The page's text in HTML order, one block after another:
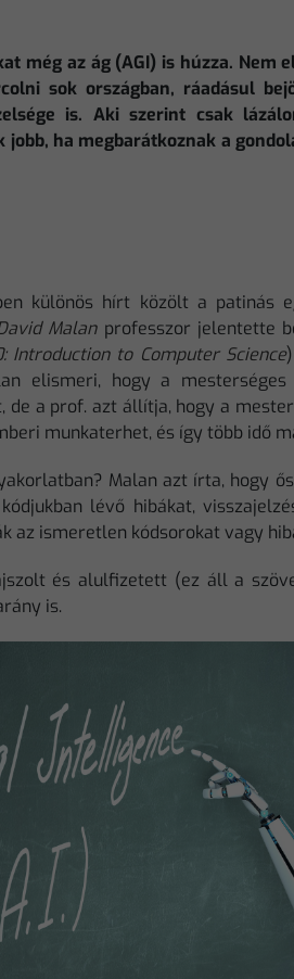
még az ág (AGI) is húzza.
sok országban, ráadásul
is. Aki szerint csak
ha megbarátkoznak a
különös hírt közölt a patinás
Malanprofesszor jelentette
Introduction to Computer Science
elismeri, hogy a
de a prof. azt állítja, hogy a
munkaterhet, és így több idő
Malan azt írta, hogy
lévő hibákat,
az ismeretlen kódsorokat vagy
és alulfizetett (ez áll a
is.